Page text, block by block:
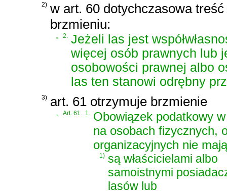
2) w art. 60 dotychczasowa
brzmieniu:
„ 2. Jeżeli las jest
więcej osób prawnych lub
osobowości prawnej albo
las ten stanowi odrębny
3) art. 61 otrzymuje brzmienie
„ Art. 61. 1. Obowiązek podatkowy
na osobach fizycznych,
organizacyjnych nie
1) są właścicielami albo
samoistnymi
lasów lub